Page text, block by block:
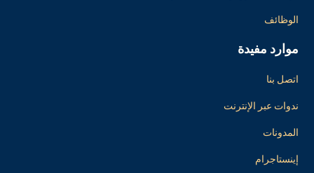
الوظائف
موارد مفيدة
اتصل بنا
ندوات عبر الإنترنت
المدونات
إينستاجرام